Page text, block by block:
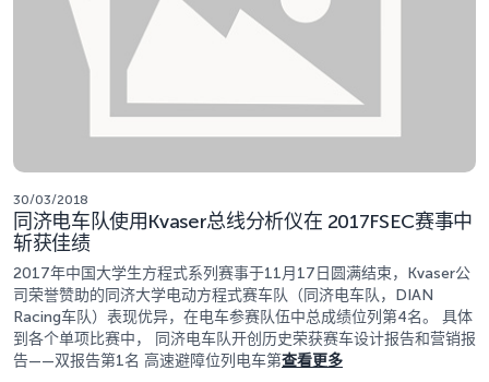
30/03/2018
同济电车队使用Kvaser总线分析仪在 2017FSEC赛事中
斩获佳绩
2017年中国大学生方程式系列赛事于11月17日圆满结束，Kvaser公
司荣誉赞助的同济大学电动方程式赛车队（同济电车队，DIAN
Racing车队）表现优异，在电车参赛队伍中总成绩位列第4名。 具体
到各个单项比赛中， 同济电车队开创历史荣获赛车设计报告和营销报
告——双报告第1名 高速避障位列电车第查看更多